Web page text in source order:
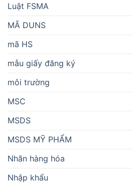
Luật FSMA
MÃ DUNS
mã HS
mẫu giấy đăng ký
môi trường
MSC
MSDS
MSDS MỸ PHẨM
Nhãn hàng hóa
Nhập khẩu